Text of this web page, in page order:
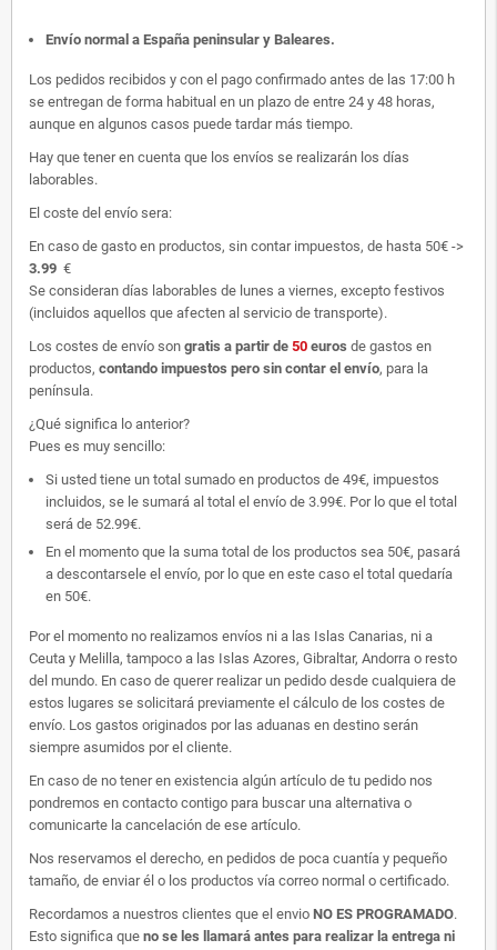
Envío normal a España peninsular y Baleares.
Los pedidos recibidos y con el pago confirmado antes de las 17:00 h
se entregan de forma habitual en un plazo de entre 24 y 48 horas,
aunque en algunos casos puede tardar más tiempo.
Hay que tener en cuenta que los envíos se realizarán los días
laborables.
El coste del envío sera:
En caso de gasto en productos, sin contar impuestos, de hasta 50€ ->
3.99 €
Se consideran días laborables de lunes a viernes, excepto festivos
(incluidos aquellos que afecten al servicio de transporte).
Los costes de envío son gratis a partir de 50 euros de gastos en
productos, contando impuestos pero sin contar el envío, para la
península.
¿Qué significa lo anterior?
Pues es muy sencillo:
Si usted tiene un total sumado en productos de 49€, impuestos
incluidos, se le sumará al total el envío de 3.99€. Por lo que el total
será de 52.99€.
En el momento que la suma total de los productos sea 50€, pasará
a descontarsele el envío, por lo que en este caso el total quedaría
en 50€.
Por el momento no realizamos envíos ni a las Islas Canarias, ni a
Ceuta y Melilla, tampoco a las Islas Azores, Gibraltar, Andorra o resto
del mundo. En caso de querer realizar un pedido desde cualquiera de
estos lugares se solicitará previamente el cálculo de los costes de
envío. Los gastos originados por las aduanas en destino serán
siempre asumidos por el cliente.
En caso de no tener en existencia algún artículo de tu pedido nos
pondremos en contacto contigo para buscar una alternativa o
comunicarte la cancelación de ese artículo.
Nos reservamos el derecho, en pedidos de poca cuantía y pequeño
tamaño, de enviar él o los productos vía correo normal o certificado.
Recordamos a nuestros clientes que el envio NO ES PROGRAMADO.
Esto significa que no se les llamará antes para realizar la entrega ni